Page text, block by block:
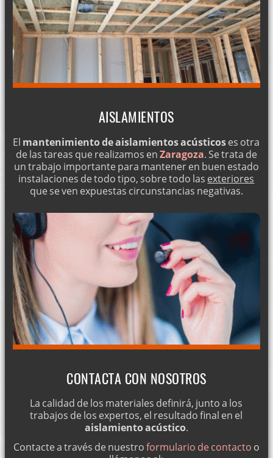
AISLAMIENTOS
El mantenimiento de aislamientos acústicoses otra
de las tareas que realizamos enZaragoza. Se trata de
un trabajo importante para mantener en buen estado
instalaciones de todo tipo, sobre todo las exteriores
que se ven expuestas circunstancias negativas.
CONTACTA CON NOSOTROS
La calidad de los materiales definirá, junto a los
trabajos de los expertos, el resultado final en el
aislamiento acústico.
Contacte a través de nuestroformulario de contacto o